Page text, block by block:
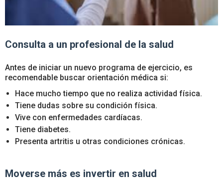
Consulta a un profesional de la salud
Antes de iniciar un nuevo programa de ejercicio, es
recomendable buscar orientación médica si:
Hace mucho tiempo que no realiza actividad física.
Tiene dudas sobre su condición física.
Vive con enfermedades cardíacas.
Tiene diabetes.
Presenta artritis u otras condiciones crónicas.
Moverse más es invertir en salud